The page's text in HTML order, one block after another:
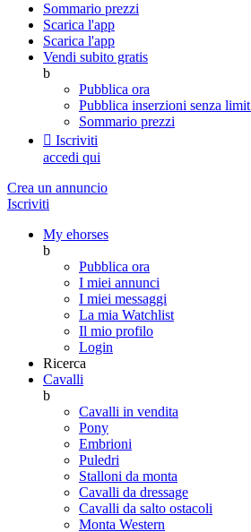
Sommario prezzi
Scarica l'app
Scarica l'app
Vendi subito gratis
b
Pubblica ora
Pubblica inserzioni senza limit
Sommario prezzi
 Iscriviti
accedi qui
Crea un annuncio
Iscriviti
My ehorses
b
Pubblica ora
I miei annunci
I miei messaggi
La mia Watchlist
Il mio profilo
Login
Ricerca
Cavalli
b
Cavalli in vendita
Pony
Embrioni
Puledri
Stalloni da monta
Cavalli da dressage
Cavalli da salto ostacoli
Monta Western